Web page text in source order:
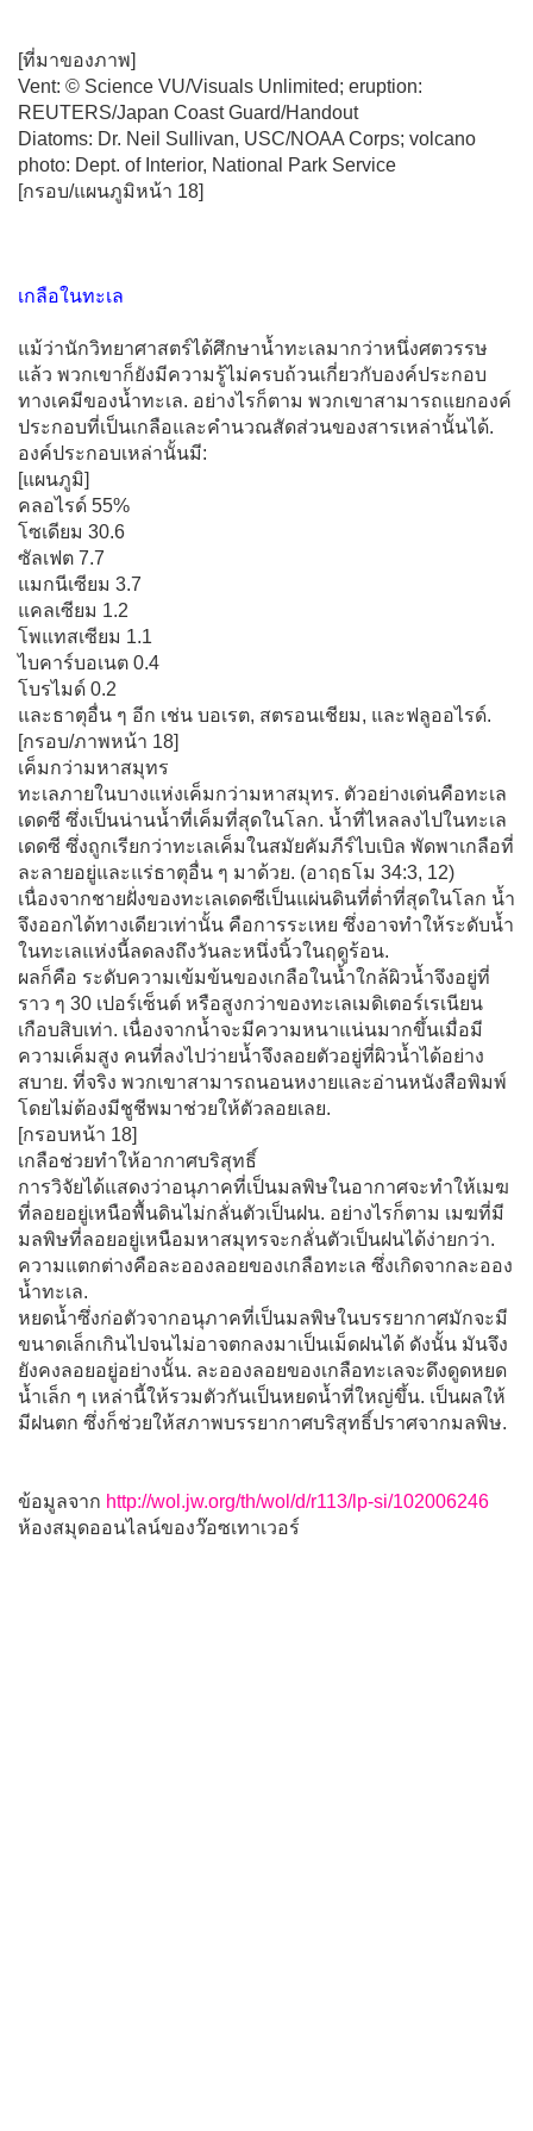
[ที่มาของภาพ]
Vent: © Science VU/Visuals Unlimited; eruption:
REUTERS/Japan Coast Guard/Handout
Diatoms: Dr. Neil Sullivan, USC/NOAA Corps; volcano
photo: Dept. of Interior, National Park Service
[กรอบ/แผนภูมิหน้า 18]
เกลือในทะเล
แม้ว่านักวิทยาศาสตร์ได้ศึกษาน้ำทะเลมากว่าหนึ่งศตวรรษ
แล้ว พวกเขาก็ยังมีความรู้ไม่ครบถ้วนเกี่ยวกับองค์ประกอบ
ทางเคมีของน้ำทะเล. อย่างไรก็ตาม พวกเขาสามารถแยกองค์
ประกอบที่เป็นเกลือและคำนวณสัดส่วนของสารเหล่านั้นได้.
องค์ประกอบเหล่านั้นมี:
[แผนภูมิ]
คลอไรด์ 55%
โซเดียม 30.6
ซัลเฟต 7.7
แมกนีเซียม 3.7
แคลเซียม 1.2
โพแทสเซียม 1.1
ไบคาร์บอเนต 0.4
โบรไมด์ 0.2
และธาตุอื่น ๆ อีก เช่น บอเรต, สตรอนเชียม, และฟลูออไรด์.
[กรอบ/ภาพหน้า 18]
เค็มกว่ามหาสมุทร
ทะเลภายในบางแห่งเค็มกว่ามหาสมุทร. ตัวอย่างเด่นคือทะเล
เดดซี ซึ่งเป็นน่านน้ำที่เค็มที่สุดในโลก. น้ำที่ไหลลงไปในทะเล
เดดซี ซึ่งถูกเรียกว่าทะเลเค็มในสมัยคัมภีร์ไบเบิล พัดพาเกลือที่
ละลายอยู่และแร่ธาตุอื่น ๆ มาด้วย. (อาฤธโม 34:3, 12)
เนื่องจากชายฝั่งของทะเลเดดซีเป็นแผ่นดินที่ต่ำที่สุดในโลก น้ำ
จึงออกได้ทางเดียวเท่านั้น คือการระเหย ซึ่งอาจทำให้ระดับน้ำ
ในทะเลแห่งนี้ลดลงถึงวันละหนึ่งนิ้วในฤดูร้อน.
ผลก็คือ ระดับความเข้มข้นของเกลือในน้ำใกล้ผิวน้ำจึงอยู่ที่
ราว ๆ 30 เปอร์เซ็นต์ หรือสูงกว่าของทะเลเมดิเตอร์เรเนียน
เกือบสิบเท่า. เนื่องจากน้ำจะมีความหนาแน่นมากขึ้นเมื่อมี
ความเค็มสูง คนที่ลงไปว่ายน้ำจึงลอยตัวอยู่ที่ผิวน้ำได้อย่าง
สบาย. ที่จริง พวกเขาสามารถนอนหงายและอ่านหนังสือพิมพ์
โดยไม่ต้องมีชูชีพมาช่วยให้ตัวลอยเลย.
[กรอบหน้า 18]
เกลือช่วยทำให้อากาศบริสุทธิ์
การวิจัยได้แสดงว่าอนุภาคที่เป็นมลพิษในอากาศจะทำให้เมฆ
ที่ลอยอยู่เหนือพื้นดินไม่กลั่นตัวเป็นฝน. อย่างไรก็ตาม เมฆที่มี
มลพิษที่ลอยอยู่เหนือมหาสมุทรจะกลั่นตัวเป็นฝนได้ง่ายกว่า.
ความแตกต่างคือละอองลอยของเกลือทะเล ซึ่งเกิดจากละออง
น้ำทะเล.
หยดน้ำซึ่งก่อตัวจากอนุภาคที่เป็นมลพิษในบรรยากาศมักจะมี
ขนาดเล็กเกินไปจนไม่อาจตกลงมาเป็นเม็ดฝนได้ ดังนั้น มันจึง
ยังคงลอยอยู่อย่างนั้น. ละอองลอยของเกลือทะเลจะดึงดูดหยด
น้ำเล็ก ๆ เหล่านี้ให้รวมตัวกันเป็นหยดน้ำที่ใหญ่ขึ้น. เป็นผลให้
มีฝนตก ซึ่งก็ช่วยให้สภาพบรรยากาศบริสุทธิ์ปราศจากมลพิษ.
ข้อมูลจาก http://wol.jw.org/th/wol/d/r113/lp-si/102006246
ห้องสมุดออนไลน์ของว๊อซเทาเวอร์